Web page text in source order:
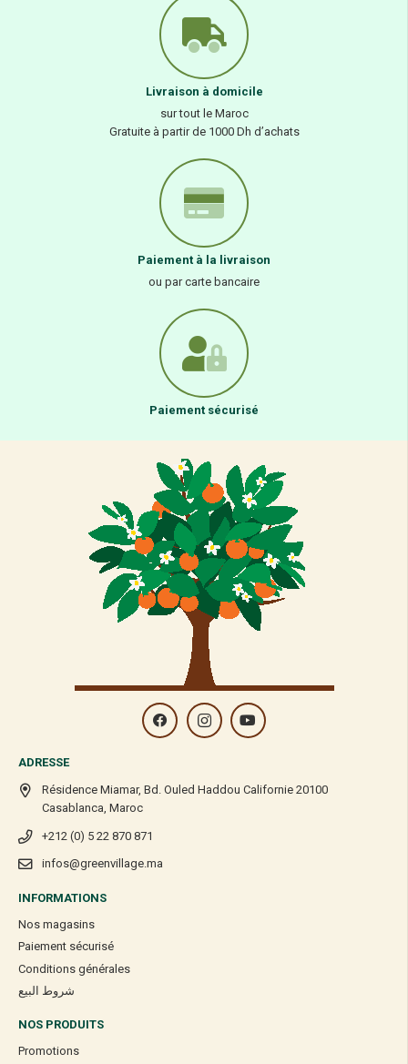
Livraison à domicile
sur tout le Maroc
Gratuite à partir de 1000 Dh d’achats
Paiement à la livraison
ou par carte bancaire
Paiement sécurisé
ADRESSE
Résidence Miamar, Bd. Ouled Haddou Californie 20100
Casablanca, Maroc
+212 (0) 5 22 870 871
infos@greenvillage.ma
INFORMATIONS
Nos magasins
Paiement sécurisé
Conditions générales
شروط البيع
NOS PRODUITS
Promotions